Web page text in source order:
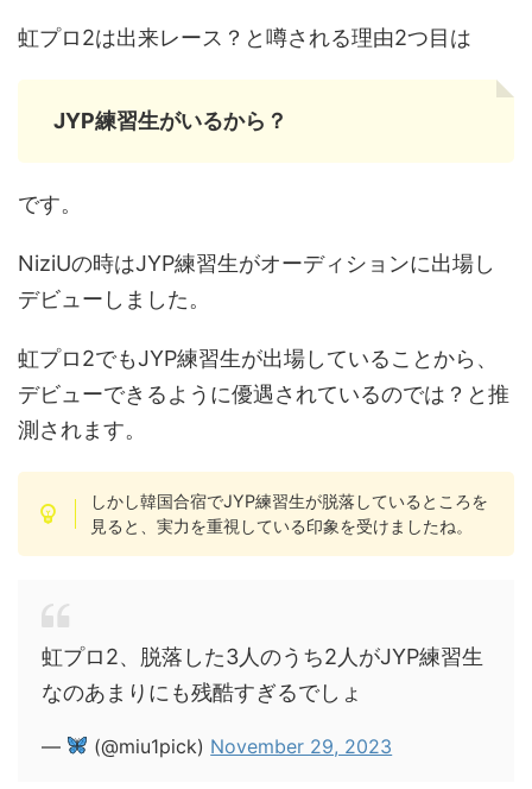
虹プロ2は出来レース？と噂される理由2つ目は
JYP練習生がいるから？
です。
NiziUの時はJYP練習生がオーディションに出場し
デビューしました。
虹プロ2でもJYP練習生が出場していることから、
デビューできるように優遇されているのでは？と推
測されます。
しかし韓国合宿でJYP練習生が脱落しているところを
見ると、実力を重視している印象を受けましたね。
虹プロ2、脱落した3人のうち2人がJYP練習生
なのあまりにも残酷すぎるでしょ
— (@miu1pick) November 29, 2023